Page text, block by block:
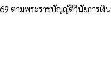
ตามพระราชบัญญัติวินัยการเงิ